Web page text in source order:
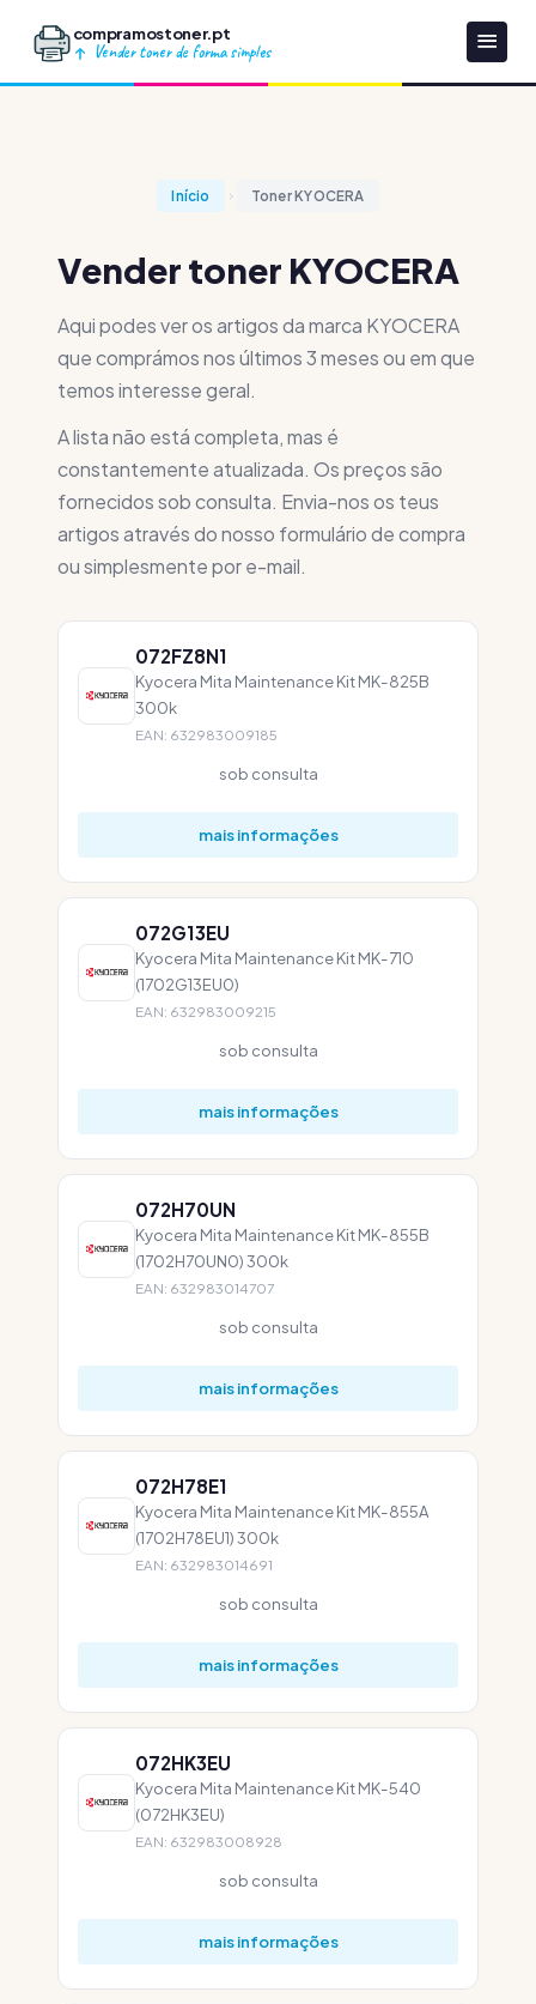
compramostoner.pt
Vender toner de forma simples
Início Toner KYOCERA
Vender toner KYOCERA
Aqui podes ver os artigos da marca KYOCERA
que comprámos nos últimos 3 meses ou em que
temos interesse geral.
A lista não está completa, mas é
constantemente atualizada. Os preços são
fornecidos sob consulta. Envia-nos os teus
artigos através do nosso formulário de compra
ou simplesmente por e-mail.
072FZ8N1
Kyocera Mita Maintenance Kit MK-825B
300k
EAN: 632983009185
sob consulta
mais informações
072G13EU
Kyocera Mita Maintenance Kit MK-710
(1702G13EU0)
EAN: 632983009215
sob consulta
mais informações
072H70UN
Kyocera Mita Maintenance Kit MK-855B
(1702H70UN0) 300k
EAN: 632983014707
sob consulta
mais informações
072H78E1
Kyocera Mita Maintenance Kit MK-855A
(1702H78EU1) 300k
EAN: 632983014691
sob consulta
mais informações
072HK3EU
Kyocera Mita Maintenance Kit MK-540
(072HK3EU)
EAN: 632983008928
sob consulta
mais informações